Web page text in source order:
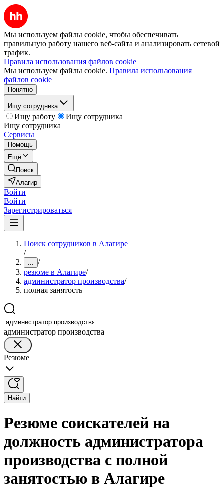
Мы используем файлы cookie, чтобы обеспечивать
правильную работу нашего веб-сайта и анализировать сетевой
трафик.
Правила использования файлов cookie
Мы используем файлы cookie. Правила использования
файлов cookie
Понятно
Ищу сотрудника
Ищу работу
Ищу сотрудника
Ищу сотрудника
Сервисы
Помощь
Ещё
Поиск
Алагир
Войти
Войти
Зарегистрироваться
Поиск сотрудников в Алагире
/
... /
резюме в Алагире/
администратор производства/
полная занятость
администратор производства
Резюме
Найти
Резюме соискателей на
должность администратора
производства с полной
занятостью в Алагире